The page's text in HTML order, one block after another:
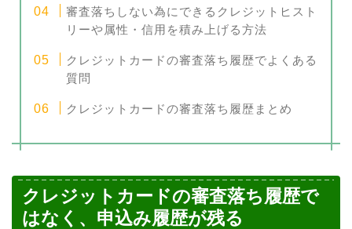
審査落ちしない為にできるクレジットヒスト
リーや属性・信用を積み上げる方法
クレジットカードの審査落ち履歴でよくある
質問
クレジットカードの審査落ち履歴まとめ
クレジットカードの審査落ち履歴で
はなく、申込み履歴が残る